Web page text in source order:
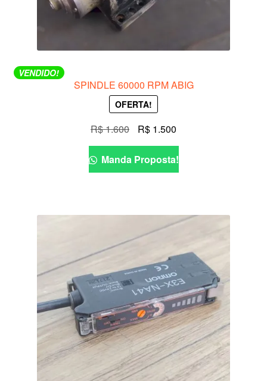
VENDIDO!
SPINDLE 60000 RPM ABIG
OFERTA!
R$1.600
O
preço
original
era:
R$1.500O
preço
atual
é:
Manda Proposta!